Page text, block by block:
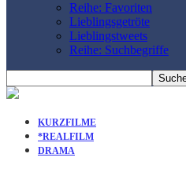
Reihe: Favoriten
Lieblingsgetröte
Lieblingstweets
Reihe: Suchbegriffe
KURZFILME
*REALFILM
DRAMA